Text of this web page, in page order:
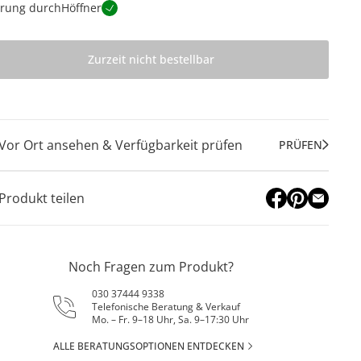
durchHöffner
Zurzeit nicht bestellbar
Ort ansehen & Verfügbarkeit prüfen PRÜFEN
teilen
Noch Fragen zum Produkt?
030 37444 9338
Telefonische Beratung & Verkauf
Mo. – Fr. 9–18 Uhr, Sa. 9–17:30 Uhr
ALLE BERATUNGSOPTIONEN ENTDECKEN